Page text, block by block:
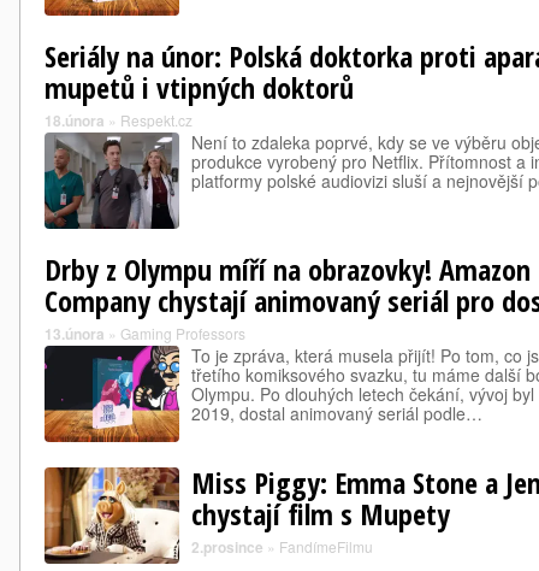
Seriály na únor: Polská doktorka proti
mupetů i vtipných doktorů
18.února » Respekt.cz
Není to zdaleka poprvé, kdy se ve výběru
produkce vyrobený pro Netflix. Přítomnost a
platformy polské audiovizi sluší a nejnovější
Drby z Olympu míří na obrazovky! Amazon
Company chystají animovaný seriál pro
13.února » Gaming Professors
To je zpráva, která musela přijít! Po tom, co
třetího komiksového svazku, tu máme další
Olympu. Po dlouhých letech čekání, vývoj
2019, dostal animovaný seriál podle…
Miss Piggy: Emma Stone a
chystají film s Mupety
2.prosince » FandímeFilmu